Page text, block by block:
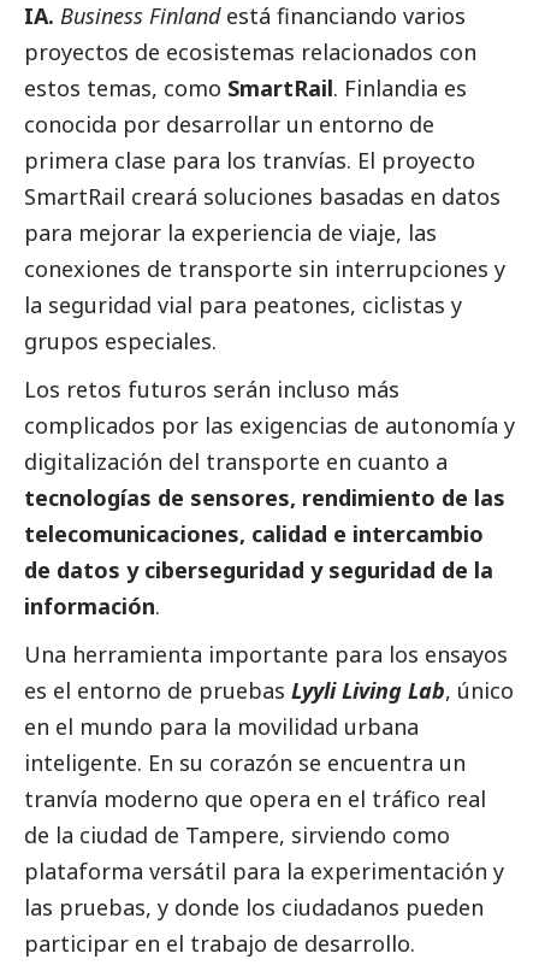
IA. Business Finlandestá financiando varios
proyectos de ecosistemas relacionados con
estos temas, como SmartRail. Finlandia es
conocida por desarrollar un entorno de
primera clase para los tranvías. El proyecto
SmartRail creará soluciones basadas en datos
para mejorar la experiencia de viaje, las
conexiones de transporte sin interrupciones y
la seguridad vial para peatones, ciclistas y
grupos especiales.
Los retos futuros serán incluso más
complicados por las exigencias de autonomía y
digitalización del transporte en cuanto a
tecnologías de sensores, rendimiento de las
telecomunicaciones, calidad e intercambio
de datos y ciberseguridad y seguridad de la
información.
Una herramienta importante para los ensayos
es el entorno de pruebas Lyyli Living Lab, único
en el mundo para la movilidad urbana
inteligente. En su corazón se encuentra un
tranvía moderno que opera en el tráfico real
de la ciudad de Tampere, sirviendo como
plataforma versátil para la experimentación y
las pruebas, y donde los ciudadanos pueden
participar en el trabajo de desarrollo.